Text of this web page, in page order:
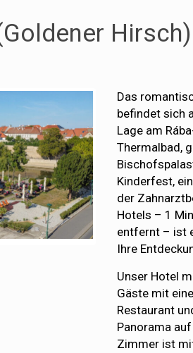
Hirsch)
Das
befindet sich
Lage am
Thermalbad,
Kinderfest,
der
Hotels – 1
entfernt – ist
Ihre
Unser Hotel
Gäste mit
Restaurant
Panorama
Zimmer ist